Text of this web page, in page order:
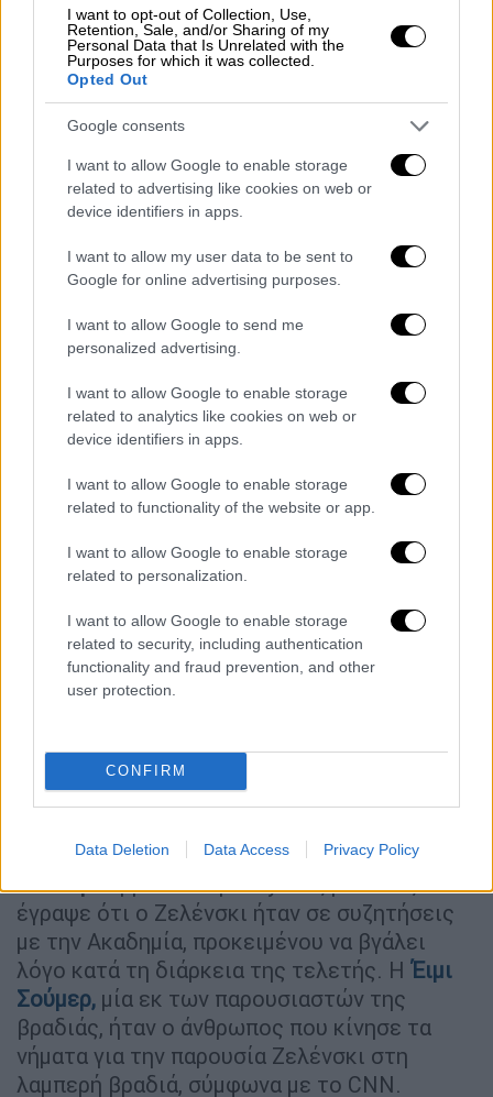
I want to opt-out of Collection, Use,
Retention, Sale, and/or Sharing of my
Personal Data that Is Unrelated with the
Purposes for which it was collected.
Opted Out
Google consents
I want to allow Google to enable storage
related to advertising like cookies on web or
device identifiers in apps.
I want to allow my user data to be sent to
Google for online advertising purposes.
I want to allow Google to send me
personalized advertising.
I want to allow Google to enable storage
related to analytics like cookies on web or
device identifiers in apps.
I want to allow Google to enable storage
related to functionality of the website or app.
I want to allow Google to enable storage
related to personalization.
I want to allow Google to enable storage
related to security, including authentication
functionality and fraud prevention, and other
user protection.
CONFIRM
Data Deletion Data Access Privacy Policy
Σινεμά|26.03.2022 10:28
Βραβεία Όσκαρ: Ξεκίνησε η
αντίστροφη μέτρηση για τη λαμπερή
τελετή – Όσα πρέπει να ξέρετε για
τα βραβεία
Σαν Σήμερα|27.03.2022 00:00
Τραύμα που πονάει ακόμα τα Όσκαρ:
Γιατί ο Μάρλον Μπράντο γύρισε την
Κινηματογράφου
Σινεμά|27.03.2022 16:00
Βραβεία Όσκαρ 1943: Έγραψε ιστορία
μιλώντας για 7 ολόκληρα λεπτά -
«Ήρθα σε αυτή τη χώρα, ξένη»
Lifestyle|24.03.2022 16:38
Όσκαρ 2022: Μπιγιόνσε και Μπίλι
Άιλις ανάμεσα σε εκείνους που θα
τραγουδήσουν στην τελετή απονομής
των βραβείων
Τις προηγούμενες ημέρες πολλά
δημοσιεύματα σε αμερικανικά μέσα
προέδρου στην τελετή απονομής ήταν πολύ
πιθανή.Η βρετανική DailyMail, μάλιστα,
έγραψε ότι ο Ζελένσκι ήταν σε συζητήσεις
με την Ακαδημία, προκειμένου να βγάλει
λόγο κατά τη διάρκεια της τελετής. Η Έιμι
Σούμερ, μία εκ των παρουσιαστών της
βραδιάς, ήταν ο άνθρωπος που κίνησε τα
νήματα για την παρουσία Ζελένσκι στη
λαμπερή βραδιά, σύμφωνα με το CNN.